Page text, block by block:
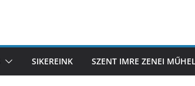
SIKEREINK SZENT IMRE ZENEI